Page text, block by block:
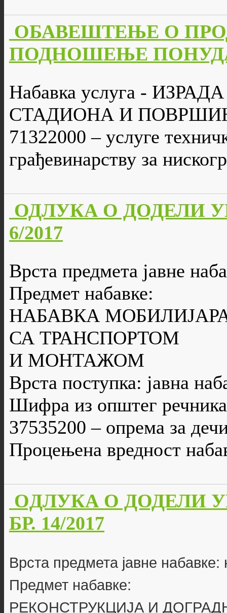
ОБАВЕШТЕЊЕ О
ПОДНОШЕЊЕ ПОНУДА/
Набавка услуга -
СТАДИОНА И
71322000 – услуге
грађевинарству за
ОДЛУКА О ДОДЕЛИ
6/2017
Врста предмета јавне
Предмет набавке:
НАБАВКА
СА ТРАНСПОРТОМ
И МОНТАЖОМ
Врста поступка: јавна
Шифра из општег
37535200 – опрема за
Процењена вредност
OДЛУКА О ДОДЕЛИ
БР. 14/2017
Врста предмета јавне
Предмет набавке:
РЕКОНСТРУКЦИЈА И